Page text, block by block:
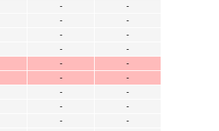
-
-
-
-
-
-
-
-
-
-
-
-
-
-
-
-
-
-